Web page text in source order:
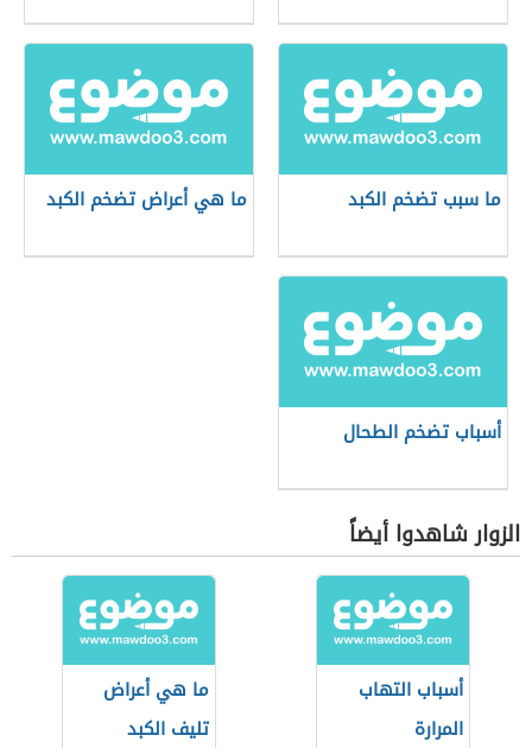
ما سبب تضخم الكبد ما هي أعراض تضخم الكبد
أسباب تضخم الطحال
الزوار شاهدوا أيضاً
أسباب التهاب
المرارة
ما هي أعراض
تليف الكبد